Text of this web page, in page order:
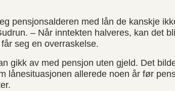
pensjonsalderen med lån de kanskje
– Når inntekten halveres, kan det
seg en overraskelse.
gikk av med pensjon uten gjeld. Det
lånesituasjonen allerede noen år før